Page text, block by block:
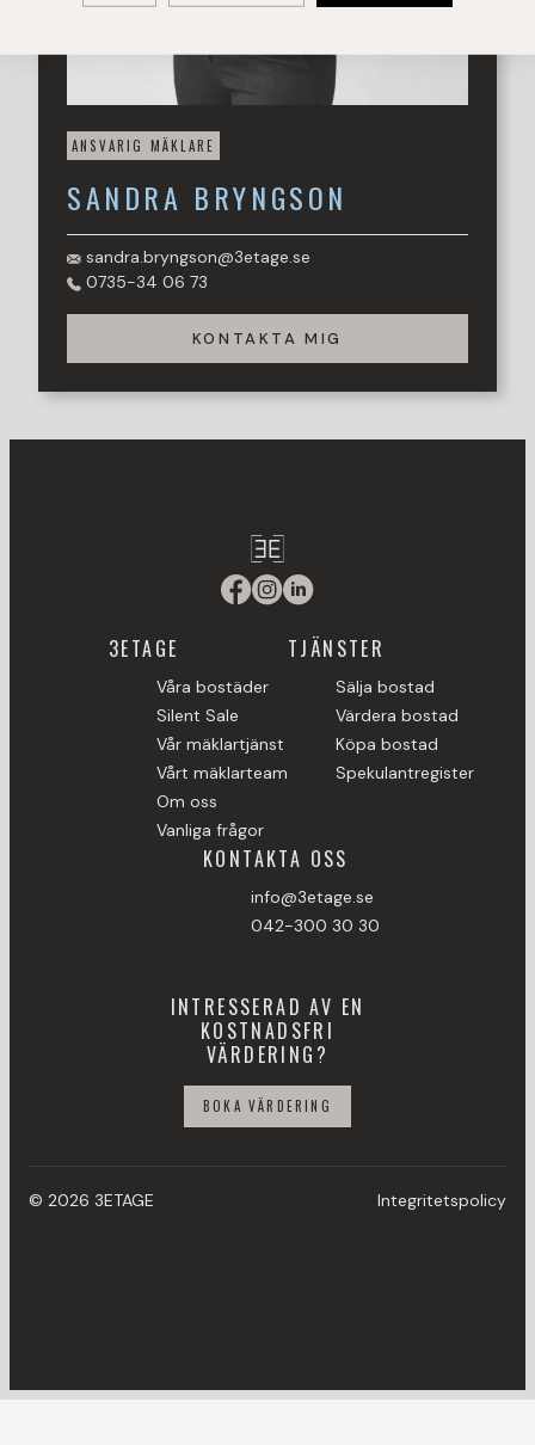
ANSVARIG MÄKLARE
SANDRA BRYNGSON
sandra.bryngson@3etage.se
0735-34 06 73
KONTAKTA MIG
3ETAGE
Våra bostäder
Silent Sale
Vår mäklartjänst
Vårt mäklarteam
Om oss
Vanliga frågor
TJÄNSTER
Sälja bostad
Värdera bostad
Köpa bostad
Spekulantregister
KONTAKTA OSS
info@3etage.se
042-300 30 30
INTRESSERAD AV EN
KOSTNADSFRI
VÄRDERING?
BOKA VÄRDERING
© 2026 3ETAGE Integritetspolicy